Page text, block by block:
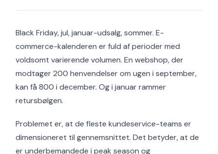
Black Friday, jul, januar-udsalg, sommer. E-
commerce-kalenderen er fuld af perioder med
voldsomt varierende volumen. En webshop, der
modtager 200 henvendelser om ugen i september,
kan få 800 i december. Og i januar rammer
retursbølgen.
Problemet er, at de fleste kundeservice-teams er
dimensioneret til gennemsnittet. Det betyder, at de
er underbemandede i peak season og